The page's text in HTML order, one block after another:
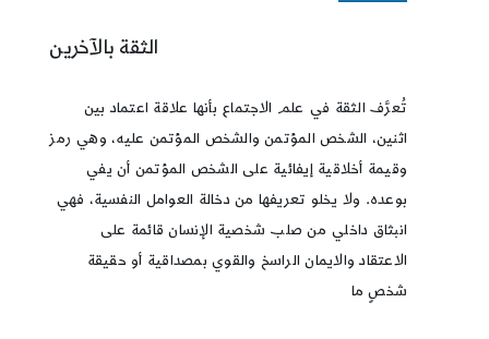
الثقة بالآخرين
تُعرَّف الثقة في علم الاجتماع بأنها علاقة اعتماد بين
اثنين، الشخص المؤتمن والشخص المؤتمن عليه، وهي رمز
وقيمة أخلاقية إيفائية على الشخص المؤتمن أن يفي
بوعده. ولا يخلو تعريفها من دخالة العوامل النفسية، فهي
انبثاق داخلي من صلب شخصية الإنسان قائمة على
الاعتقاد والايمان الراسخ والقوي بمصداقية أو حقيقة
شخصٍ ما